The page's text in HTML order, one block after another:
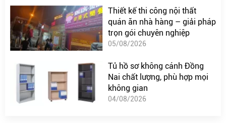
Thiết kế thi công nội thất
quán ăn nhà hàng – giải pháp
trọn gói chuyên nghiệp
05/08/2026
Tủ hồ sơ không cánh Đồng
Nai chất lượng, phù hợp mọi
không gian
04/08/2026